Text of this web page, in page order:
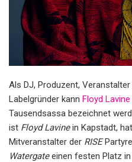
Als DJ, Produzent,
Labelgründer kann Floyd Lavine
Tausendsassa bezeichnet
ist Floyd Lavinein Kapstadt,
Mitveranstalter der RISE
Watergateeinen festen Platz